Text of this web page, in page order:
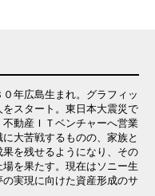
年広島生まれ。グラフィッ
スタート。東日本大震災で
動産ＩＴベンチャーへ営業
大苦戦するものの、家族と
を残せるようになり、その
を果たす。現在はソニー生
実現に向けた資産形成のサ